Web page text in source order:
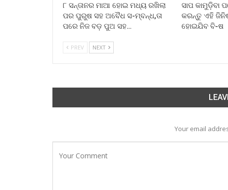
୮ ସନ୍ତାନର ମାଆ ହୋଇ ମଧ୍ୟ ରଖିଲା
ପର ପୁରୁଷ ସହ ଅବୈଧ ସ-ମ୍ବନ୍ଧ,ତା
ପରେ ନିଜ ବଡ଼ ପୁଅ ସହ…
ସାପ କାମୁଡ଼ିବା
କରନ୍ତୁ ଏହି
ହୋଇଯିବ ବି-ଷ
PREV NEXT
Your email